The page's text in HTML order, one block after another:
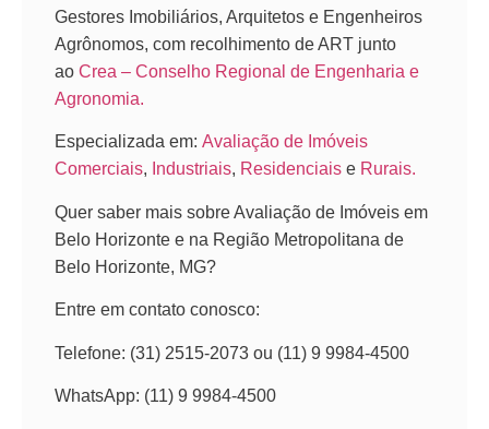
Gestores Imobiliários, Arquitetos e Engenheiros
Agrônomos, com recolhimento de ART junto
ao Crea – Conselho Regional de Engenharia e
Agronomia.
Especializada em: Avaliação de Imóveis
Comerciais, Industriais, Residenciais e Rurais.
Quer saber mais sobre Avaliação de Imóveis em
Belo Horizonte e na Região Metropolitana de
Belo Horizonte, MG?
Entre em contato conosco:
Telefone: (31) 2515-2073 ou (11) 9 9984-4500
WhatsApp: (11) 9 9984-4500